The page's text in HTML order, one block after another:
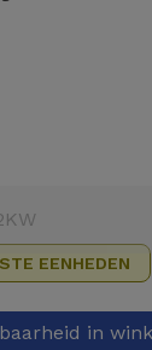
EENHEDEN
in